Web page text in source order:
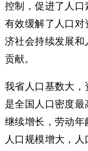
控制，促进了人口
有效缓解了人口
济社会持续发展
贡献。
我省人口基数大，
是全国人口密度
继续增长，劳动
人口规模增大，